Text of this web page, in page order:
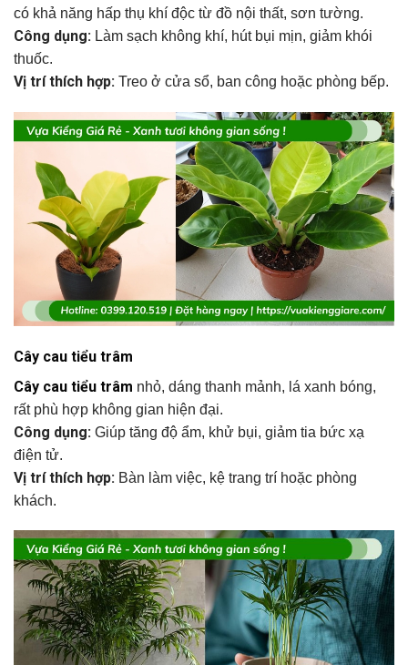
có khả năng hấp thụ khí độc từ đồ nội thất, sơn tường.
Công dụng: Làm sạch không khí, hút bụi mịn, giảm khói
thuốc.
Vị trí thích hợp: Treo ở cửa sổ, ban công hoặc phòng bếp.
Cây cau tiểu trâm
Cây cau tiểu trâm nhỏ, dáng thanh mảnh, lá xanh bóng,
rất phù hợp không gian hiện đại.
Công dụng: Giúp tăng độ ẩm, khử bụi, giảm tia bức xạ
điện tử.
Vị trí thích hợp: Bàn làm việc, kệ trang trí hoặc phòng
khách.